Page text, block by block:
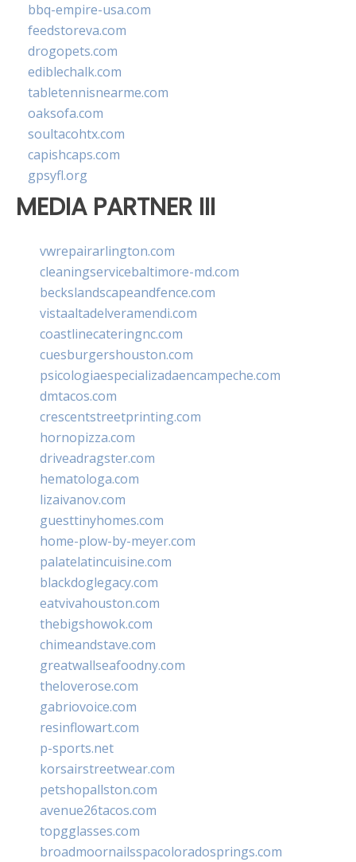
bbq-empire-usa.com
feedstoreva.com
drogopets.com
ediblechalk.com
tabletennisnearme.com
oaksofa.com
soultacohtx.com
capishcaps.com
gpsyfl.org
MEDIA PARTNER III
vwrepairarlington.com
cleaningservicebaltimore-md.com
beckslandscapeandfence.com
vistaaltadelveramendi.com
coastlinecateringnc.com
cuesburgershouston.com
psicologiaespecializadaencampeche.com
dmtacos.com
crescentstreetprinting.com
hornopizza.com
driveadragster.com
hematologa.com
lizaivanov.com
guesttinyhomes.com
home-plow-by-meyer.com
palatelatincuisine.com
blackdoglegacy.com
eatvivahouston.com
thebigshowok.com
chimeandstave.com
greatwallseafoodny.com
theloverose.com
gabriovoice.com
resinflowart.com
p-sports.net
korsairstreetwear.com
petshopallston.com
avenue26tacos.com
topgglasses.com
broadmoornailsspacoloradosprings.com